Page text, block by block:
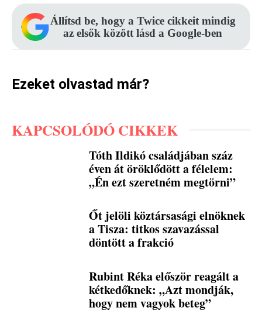
Állítsd be, hogy a Twice cikkeit mindig
az elsők között lásd a Google-ben
Ezeket olvastad már?
KAPCSOLÓDÓ CIKKEK
Tóth Ildikó családjában száz
éven át öröklődött a félelem:
„Én ezt szeretném megtörni”
Őt jelöli köztársasági elnöknek
a Tisza: titkos szavazással
döntött a frakció
Rubint Réka először reagált a
kétkedőknek: „Azt mondják,
hogy nem vagyok beteg”